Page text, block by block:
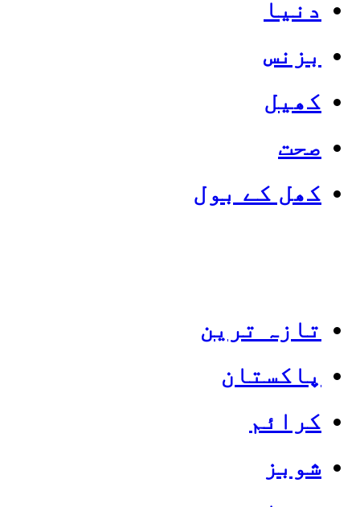
دنیا
بزنس
کھیل
صحت
کھل کے بول
تازہ ترین
پاکستان
کرائم
شوبز
Categories
Top News